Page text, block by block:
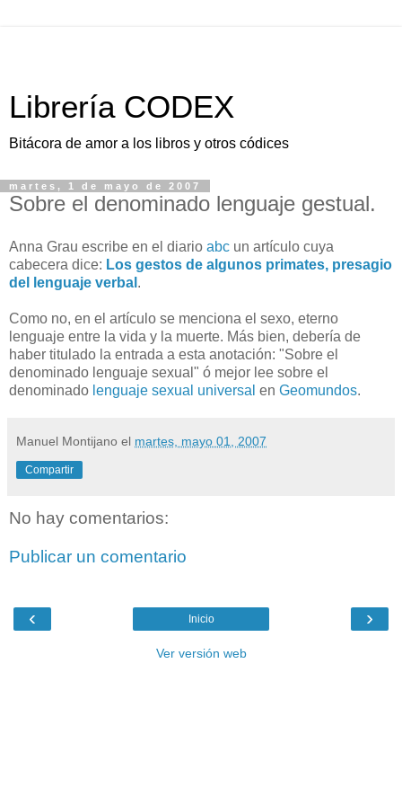
Librería CODEX
Bitácora de amor a los libros y otros códices
martes, 1 de mayo de 2007
Sobre el denominado lenguaje gestual.
Anna Grau escribe en el diario abc un artículo cuya
cabecera dice: Los gestos de algunos primates, presagio
del lenguaje verbal .
Como no, en el artículo se menciona el sexo, eterno
lenguaje entre la vida y la muerte. Más bien, debería de
haber titulado la entrada a esta anotación: "Sobre el
denominado lenguaje sexual" ó mejor lee sobre el
denominado lenguaje sexual universal en Geomundos.
Manuel Montijano el martes, mayo 01, 2007
Compartir
No hay comentarios:
Publicar un comentario
‹ ›
Inicio
Ver versión web